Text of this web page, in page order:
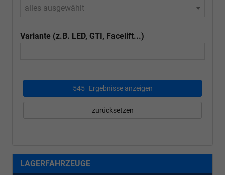
alles ausgewählt
Variante (z.B. LED, GTI, Facelift...)
545 Ergebnisse anzeigen
zurücksetzen
LAGERFAHRZEUGE